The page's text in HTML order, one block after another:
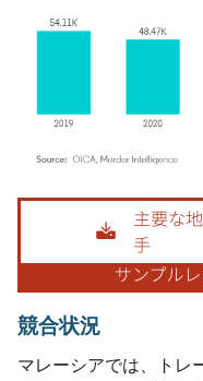
画像 © Mordor Intelligence。
競合状況
マレーシアでは、トレ